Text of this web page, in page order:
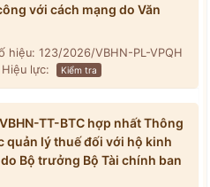
với cách mạng do Văn
hiệu: 123/2026/VBHN-PL-VPQH
Hiệu lực: Kiểm tra
TT-BTC hợp nhất Thông
quản lý thuế đối với hộ kinh
Bộ trưởng Bộ Tài chính ban